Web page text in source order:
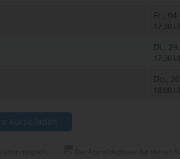
Fr.,
17:30
Di.,
17:30
Do.,
18:00
Kurse laden